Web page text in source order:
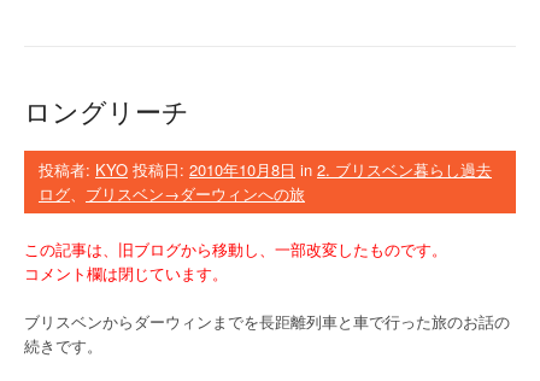
ロングリーチ
投稿者: KYO 投稿日: 2010年10月8日 in 2. ブリスベン暮らし過去
ログ、 ブリスベン→ダーウィンへの旅
この記事は、旧ブログから移動し、一部改変したものです。
コメント欄は閉じています。
ブリスベンからダーウィンまでを長距離列車と車で行った旅のお話の
続きです。